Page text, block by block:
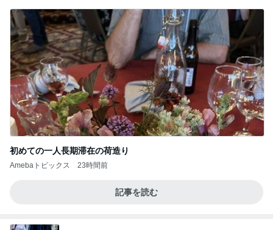
初めての一人長期滞在の荷造り
Amebaトピックス 23時間前
記事を読む